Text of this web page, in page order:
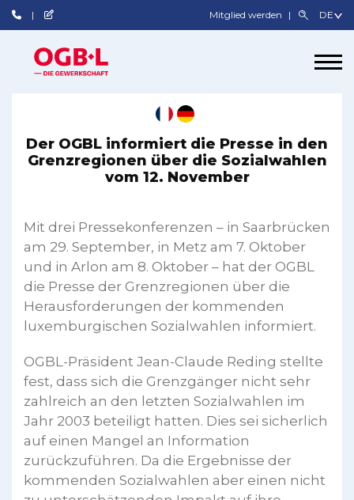
Mitglied werden
Der OGBL informiert die Presse in den
Grenzregionen über die Sozialwahlen
vom 12. November
Mit drei Pressekonferenzen – in Saarbrücken
am 29. September, in Metz am 7. Oktober
und in Arlon am 8. Oktober – hat der OGBL
die Presse der Grenzregionen über die
Herausforderungen der kommenden
luxemburgischen Sozialwahlen informiert.
OGBL-Präsident Jean-Claude Reding stellte
fest, dass sich die Grenzgänger nicht sehr
zahlreich an den letzten Sozialwahlen im
Jahr 2003 beteiligt hatten. Dies sei sicherlich
auf einen Mangel an Information
zurückzuführen. Da die Ergebnisse der
kommenden Sozialwahlen aber einen nicht